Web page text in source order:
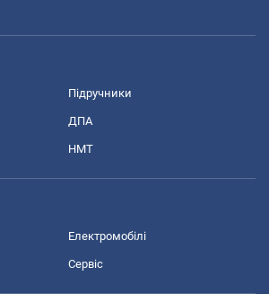
Підручники
ДПА
НМТ
Електромобілі
Сервіс